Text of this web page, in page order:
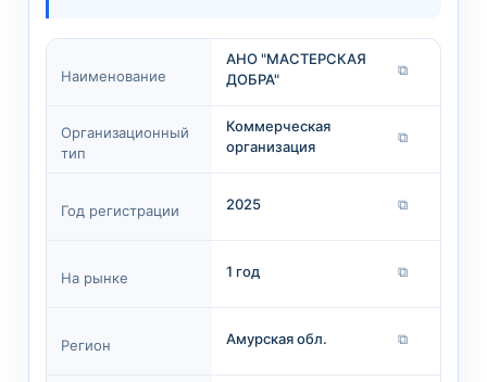
Наименование
АНО "МАСТЕРСКАЯ
ДОБРА"
⧉
Организационный
тип
Коммерческая
организация
⧉
Год регистрации 2025 ⧉
На рынке 1 год ⧉
Регион Амурская обл. ⧉